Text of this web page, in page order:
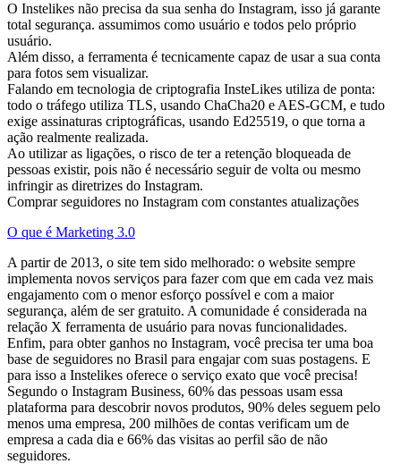
O Instelikes não precisa da sua senha do Instagram, isso já garante
total segurança. assumimos como usuário e todos pelo próprio
usuário.
Além disso, a ferramenta é tecnicamente capaz de usar a sua conta
para fotos sem visualizar.
Falando em tecnologia de criptografia InsteLikes utiliza de ponta:
todo o tráfego utiliza TLS, usando ChaCha20 e AES-GCM, e tudo
exige assinaturas criptográficas, usando Ed25519, o que torna a
ação realmente realizada.
Ao utilizar as ligações, o risco de ter a retenção bloqueada de
pessoas existir, pois não é necessário seguir de volta ou mesmo
infringir as diretrizes do Instagram.
Comprar seguidores no Instagram com constantes atualizações
O que é Marketing 3.0
A partir de 2013, o site tem sido melhorado: o website sempre
implementa novos serviços para fazer com que em cada vez mais
engajamento com o menor esforço possível e com a maior
segurança, além de ser gratuito. A comunidade é considerada na
relação X ferramenta de usuário para novas funcionalidades.
Enfim, para obter ganhos no Instagram, você precisa ter uma boa
base de seguidores no Brasil para engajar com suas postagens. E
para isso a Instelikes oferece o serviço exato que você precisa!
Segundo o Instagram Business, 60% das pessoas usam essa
plataforma para descobrir novos produtos, 90% deles seguem pelo
menos uma empresa, 200 milhões de contas verificam um de
empresa a cada dia e 66% das visitas ao perfil são de não
seguidores.